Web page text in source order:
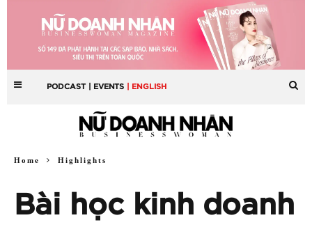
PODCAST | EVENTS | ENGLISH
Home Highlights
Bài học kinh doanh